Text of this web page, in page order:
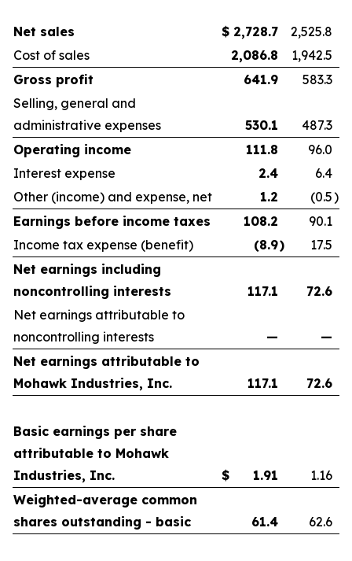
Net sales $ 2,728.7
2,525.8
Cost of sales
2,086.8
1,942.5
Gross profit
641.9
583.3
Selling, general and
administrative expenses
530.1
487.3
Operating income
111.8
96.0
Interest expense
2.4
6.4
Other (income) and expense, net
1.2 (0.5)
Earnings before income taxes
108.2
90.1
Income tax expense (benefit)
(8.9)
17.5
Net earnings including
noncontrolling interests
117.1
72.6
Net earnings attributable to
noncontrolling interests
—
—
Net earnings attributable to
Mohawk Industries, Inc.
117.1 72.6
Basic earnings per share
attributable to Mohawk
Industries, Inc.
$ 1.91
1.16
Weighted-average common
shares outstanding - basic
61.4 62.6